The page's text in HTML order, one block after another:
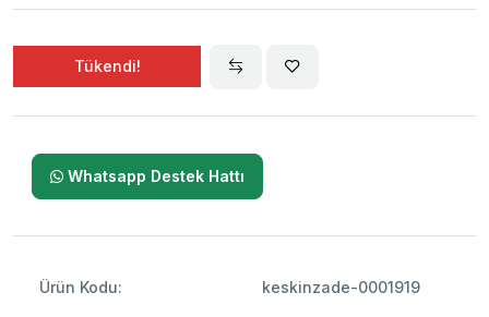
Tükendi!
Whatsapp Destek Hattı
Ürün Kodu: keskinzade-0001919